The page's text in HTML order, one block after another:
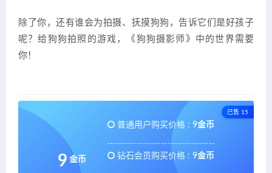
除了你，还有谁会为拍摄、抚摸狗狗，告诉它们是好孩子
呢？给狗狗拍照的游戏，《狗狗摄影师》中的世界需要
你！
已售 15
9 金币
普通用户购买价格 : 9金币
钻石会员购买价格 : 9金币